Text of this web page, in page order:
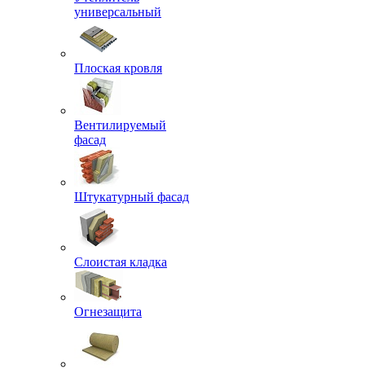
универсальный
Плоская кровля
Вентилируемый
фасад
Штукатурный фасад
Слоистая кладка
Огнезащита